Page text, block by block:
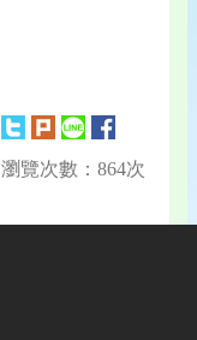
瀏覽次數：864次